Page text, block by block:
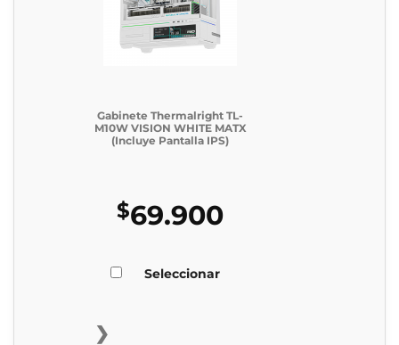
Gabinete Thermalright TL-
M10W VISION WHITE MATX
(Incluye Pantalla IPS)
$69.900
Seleccionar
❯